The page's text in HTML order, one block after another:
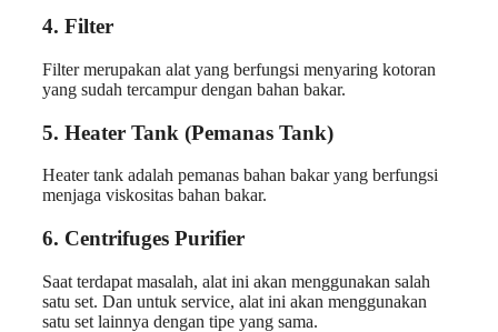
4. Filter
Filter merupakan alat yang berfungsi menyaring kotoran
yang sudah tercampur dengan bahan bakar.
5. Heater Tank (Pemanas Tank)
Heater tank adalah pemanas bahan bakar yang berfungsi
menjaga viskositas bahan bakar.
6. Centrifuges Purifier
Saat terdapat masalah, alat ini akan menggunakan salah
satu set. Dan untuk service, alat ini akan menggunakan
satu set lainnya dengan tipe yang sama.